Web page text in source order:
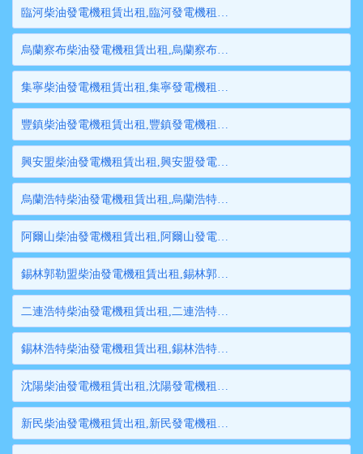
臨河柴油發電機租賃出租,臨河發電機租賃,臨河發電機出租,臨河大型發電機租賃,臨河大型發電機出租
烏蘭察布柴油發電機租賃出租,烏蘭察布發電機租賃,烏蘭察布發電機出租,烏蘭察布大型發電機租賃,烏蘭察布大型發電機出租
集寧柴油發電機租賃出租,集寧發電機租賃,集寧發電機出租,集寧大型發電機租賃,集寧大型發電機出租
豐鎮柴油發電機租賃出租,豐鎮發電機租賃,豐鎮發電機出租,豐鎮大型發電機租賃,豐鎮大型發電機出租
興安盟柴油發電機租賃出租,興安盟發電機租賃,興安盟發電機出租,興安盟大型發電機租賃,興安盟大型發電機出租
烏蘭浩特柴油發電機租賃出租,烏蘭浩特發電機租賃,烏蘭浩特發電機出租,烏蘭浩特大型發電機租賃,烏蘭浩特大型發電機出租
阿爾山柴油發電機租賃出租,阿爾山發電機租賃,阿爾山發電機出租,阿爾山大型發電機租賃,阿爾山大型發電機出租
錫林郭勒盟柴油發電機租賃出租,錫林郭勒盟發電機租賃,錫林郭勒盟發電機出租,錫林郭勒盟大型發電機租賃,錫林郭勒盟大型發電機出租
二連浩特柴油發電機租賃出租,二連浩特發電機租賃,二連浩特發電機出租,二連浩特大型發電機租賃,二連浩特大型發電機出租
錫林浩特柴油發電機租賃出租,錫林浩特發電機租賃,錫林浩特發電機出租,錫林浩特大型發電機租賃,錫林浩特大型發電機出租
沈陽柴油發電機租賃出租,沈陽發電機租賃,沈陽發電機出租,沈陽大型發電機租賃,沈陽大型發電機出租
新民柴油發電機租賃出租,新民發電機租賃,新民發電機出租,新民大型發電機租賃,新民大型發電機出租